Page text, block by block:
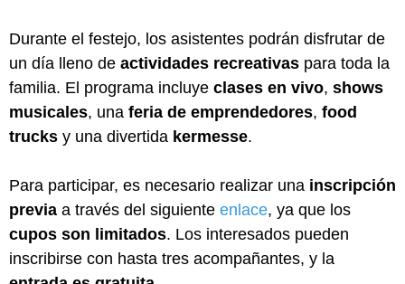
Durante el festejo, los asistentes podrán disfrutar de
un día lleno de actividades recreativas para toda la
familia. El programa incluye clases en vivo, shows
musicales, una feria de emprendedores, food
trucks y una divertida kermesse.
Para participar, es necesario realizar una inscripción
previa a través del siguiente enlace, ya que los
cupos son limitados. Los interesados pueden
inscribirse con hasta tres acompañantes, y la